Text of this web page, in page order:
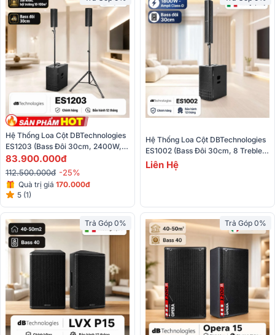
Hệ Thống Loa Cột DBTechnologies
ES1203 (Bass Đôi 30cm, 2400W,
132dB, Digipro G4, Loa Column)
83.900.000đ
112.500.000đ -25%
Quà trị giá 170.000đ
5 (1)
Hệ Thống Loa Cột DBTechnologies
ES1002 (Bass Đôi 30cm, 8 Treble,
1800W, 130.7dB, Loa Column)
Liên Hệ
Trả Góp 0% Trả Góp 0%